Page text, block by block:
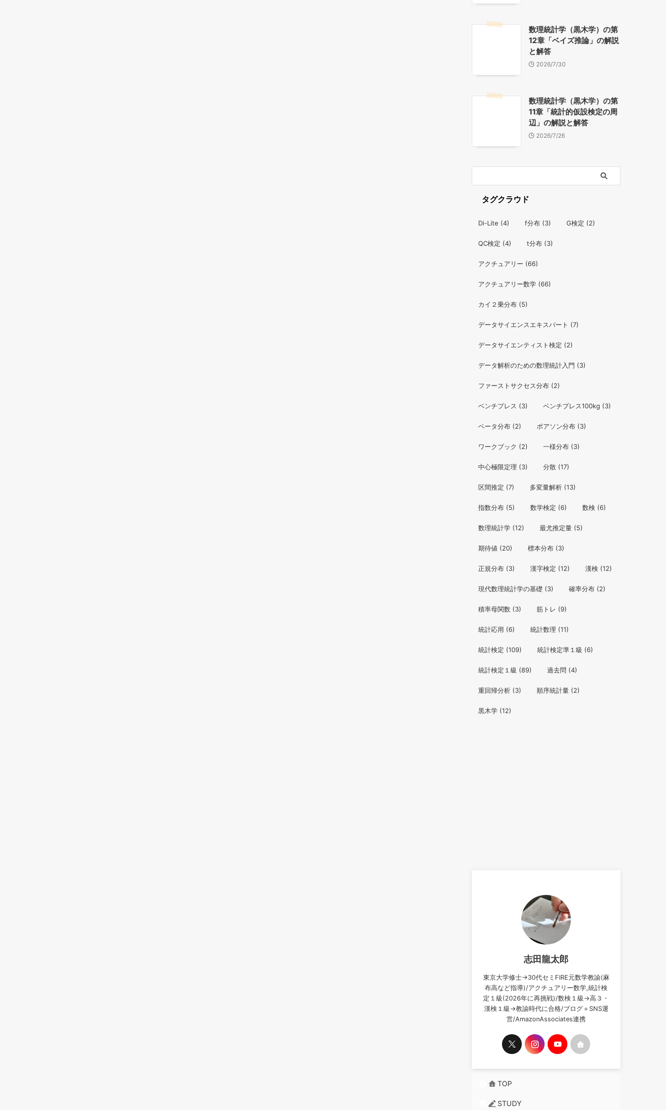
数理統計学（黒木学）の第
12章「ベイズ推論」の解説
と解答
2026/7/30
数理統計学（黒木学）の第
11章「統計的仮設検定の周
辺」の解説と解答
2026/7/26
タグクラウド
Di-Lite (4) f分布 (3) G検定 (2)
QC検定 (4) t分布 (3)
アクチュアリー (66)
アクチュアリー数学 (66)
カイ２乗分布 (5)
データサイエンスエキスパート (7)
データサイエンティスト検定 (2)
データ解析のための数理統計入門 (3)
ファーストサクセス分布 (2)
ベンチプレス (3) ベンチプレス100kg (3)
ベータ分布 (2) ポアソン分布 (3)
ワークブック (2) 一様分布 (3)
中心極限定理 (3) 分散 (17)
区間推定 (7) 多変量解析 (13)
指数分布 (5) 数学検定 (6) 数検 (6)
数理統計学 (12) 最尤推定量 (5)
期待値 (20) 標本分布 (3)
正規分布 (3) 漢字検定 (12) 漢検 (12)
現代数理統計学の基礎 (3) 確率分布 (2)
積率母関数 (3) 筋トレ (9)
統計応用 (6) 統計数理 (11)
統計検定 (109) 統計検定準１級 (6)
統計検定１級 (89) 過去問 (4)
重回帰分析 (3) 順序統計量 (2)
黒木学 (12)
志田龍太郎
東京大学修士→30代セミFIRE元数学教諭(麻
布高など指導)/アクチュアリー数学,統計検
定１級(2026年に再挑戦)/数検１級→高３・
漢検１級→教諭時代に合格/ブログ＋SNS運
営/AmazonAssociates連携
TOP
STUDY